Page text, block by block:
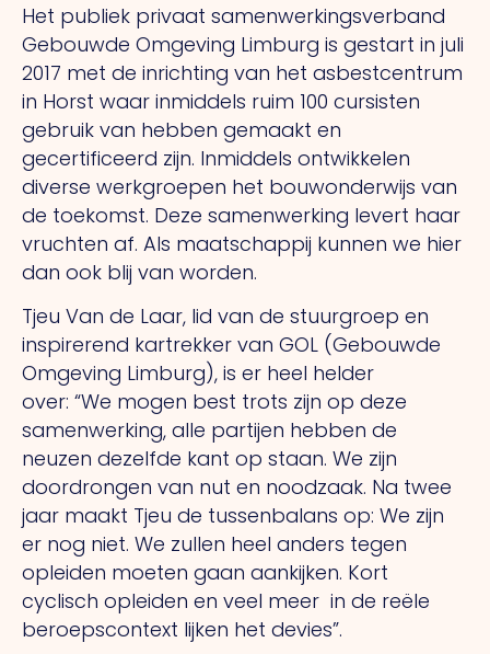
Het publiek privaat samenwerkingsverband
Gebouwde Omgeving Limburg is gestart in juli
2017 met de inrichting van het asbestcentrum
in Horst waar inmiddels ruim 100 cursisten
gebruik van hebben gemaakt en
gecertificeerd zijn. Inmiddels ontwikkelen
diverse werkgroepen het bouwonderwijs van
de toekomst. Deze samenwerking levert haar
vruchten af. Als maatschappij kunnen we hier
dan ook blij van worden.
Tjeu Van de Laar, lid van de stuurgroep en
inspirerend kartrekker van GOL (Gebouwde
Omgeving Limburg), is er heel helder
over: “We mogen best trots zijn op deze
samenwerking, alle partijen hebben de
neuzen dezelfde kant op staan. We zijn
doordrongen van nut en noodzaak. Na twee
jaar maakt Tjeu de tussenbalans op: We zijn
er nog niet. We zullen heel anders tegen
opleiden moeten gaan aankijken. Kort
cyclisch opleiden en veel meer in de reële
beroepscontext lijken het devies”.